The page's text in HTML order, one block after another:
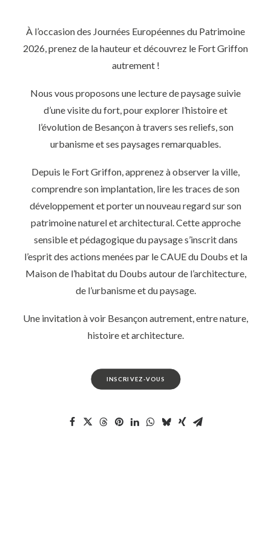
À l’occasion des Journées Européennes du Patrimoine
2026, prenez de la hauteur et découvrez le Fort Griffon
autrement !
Nous vous proposons une lecture de paysage suivie
d’une visite du fort, pour explorer l’histoire et
l’évolution de Besançonà travers ses reliefs, son
urbanisme et ses paysages remarquables.
Depuis le Fort Griffon, apprenez à observer la ville,
comprendre son implantation, lire les traces de son
développement et porter un nouveau regard sur son
patrimoine naturel et architectural. Cette approche
sensible et pédagogique du paysage s’inscrit dans
l’esprit des actions menées par le CAUE du Doubs et la
Maison de l’habitat du Doubs autour de l’architecture,
de l’urbanisme et du paysage.
Une invitation à voir Besançon autrement, entre nature,
histoire et architecture.
INSCRIVEZ-VOUS